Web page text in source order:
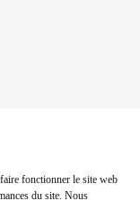
fonctionner le site web
du site. Nous